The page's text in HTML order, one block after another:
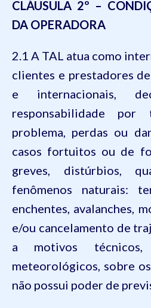
CLÁUSULA 2º –
DA OPERADORA
2.1 A TAL atua como
clientes e prestadores
e internacionais,
responsabilidade
problema, perdas ou
casos fortuitos ou de
greves, distúrbios,
fenômenos naturais:
enchentes, avalanches,
e/ou cancelamento de
a motivos técnicos,
meteorológicos, sobre
não possui poder de